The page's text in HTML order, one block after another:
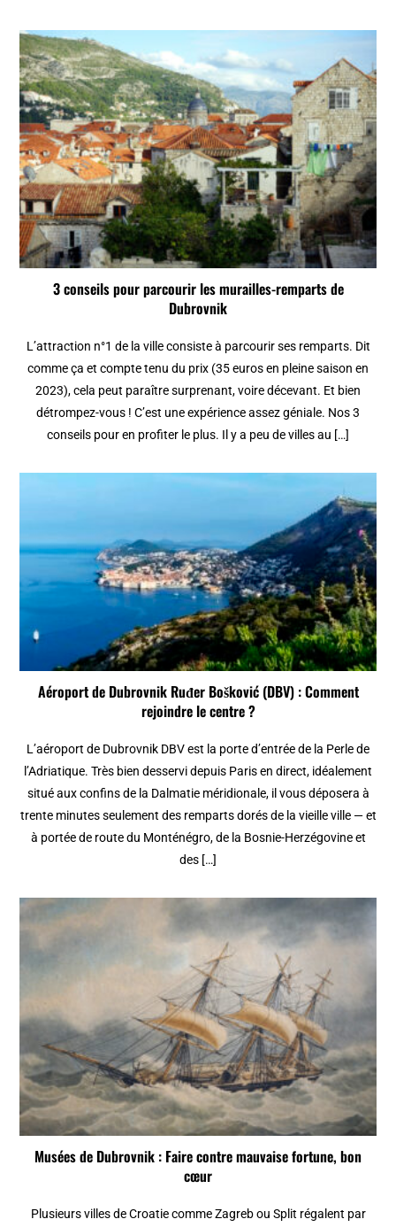
3 conseils pour parcourir les murailles-remparts de
Dubrovnik
L’attraction n°1 de la ville consiste à parcourir ses remparts. Dit
comme ça et compte tenu du prix (35 euros en pleine saison en
2023), cela peut paraître surprenant, voire décevant. Et bien
détrompez-vous ! C’est une expérience assez géniale. Nos 3
conseils pour en profiter le plus. Il y a peu de villes au […]
Aéroport de Dubrovnik Ruđer Bošković (DBV) : Comment
rejoindre le centre ?
L’aéroport de Dubrovnik DBV est la porte d’entrée de la Perle de
l’Adriatique. Très bien desservi depuis Paris en direct, idéalement
situé aux confins de la Dalmatie méridionale, il vous déposera à
trente minutes seulement des remparts dorés de la vieille ville — et
à portée de route du Monténégro, de la Bosnie-Herzégovine et
des […]
Musées de Dubrovnik : Faire contre mauvaise fortune, bon
cœur
Plusieurs villes de Croatie comme Zagreb ou Split régalent par